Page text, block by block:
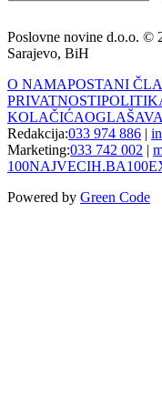
Poslovne novine d.o.o. ©
Sarajevo, BiH
O NAMAPOSTANI
PRIVATNOSTI
KOLAČIĆA
Redakcija:033 974 886 |
Marketing:033 742 002 |
100NAJVECIH.BA
Powered by Green Code